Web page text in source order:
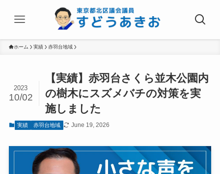
ホーム 実績 赤羽台地域
【実績】赤羽台さくら並木公園内
の樹木にスズメバチの対策を実
施しました
2023
10/02
実績 赤羽台地域 June 19, 2026